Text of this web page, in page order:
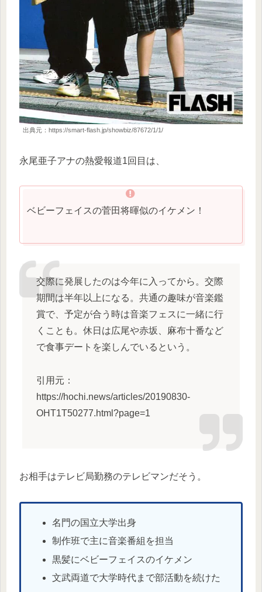
出典元：https://smart-flash.jp/showbiz/87672/1/1/
永尾亜子アナの熱愛報道1回目は、
ベビーフェイスの菅田将暉似のイケメン！
交際に発展したのは今年に入ってから。交際
期間は半年以上になる。共通の趣味が音楽鑑
賞で、予定が合う時は音楽フェスに一緒に行
くことも。休日は広尾や赤坂、麻布十番など
で食事デートを楽しんでいるという。
引用元：
https://hochi.news/articles/20190830-
OHT1T50277.html?page=1
お相手はテレビ局勤務のテレビマンだそう。
名門の国立大学出身
制作班で主に音楽番組を担当
黒髪にベビーフェイスのイケメン
文武両道で大学時代まで部活動を続けた